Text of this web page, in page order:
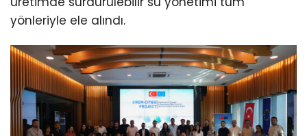
yönleriyle ele alındı.